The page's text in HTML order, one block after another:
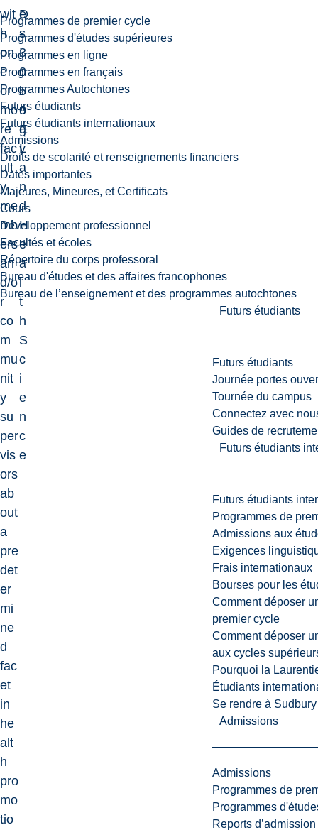
Programmes de premier cycle
Programmes d'études supérieures
Programmes en ligne
Programmes en français
Programmes Autochtones
Futurs étudiants
Futurs étudiants internationaux
Admissions
Droits de scolarité et renseignements financiers
Dates importantes
Majeures, Mineures, et Certificats
Cours
Développement professionnel
Facultés et écoles
Répertoire du corps professoral
Bureau d'études et des affaires francophones
Bureau de l’enseignement et des programmes autochtones
Futurs étudiants
Futurs étudiants
Journée portes
Tournée du campus
Connectez avec
Guides de
Futurs étudiants
Futurs étudiants
Programmes de
Admissions aux
Exigences
Frais internationaux
Bourses pour les
Comment déposer
premier cycle
Comment déposer
aux cycles
Pourquoi la
Étudiants
Se rendre à Sudbury
Admissions
Admissions
Programmes de
Programmes
Reports d’admission
wit
h
on
e
or
mo
re
fac
ult
y
me
mb
ers
an
d/o
r
co
m
mu
nit
y
su
per
vis
ors
ab
out
a
pre
det
er
mi
ne
d
fac
et
in
he
alt
h
pro
mo
tio
D
-
3
0
5
9
E
L
e
s
i
o
l
o
g
y
a
n
d
H
e
a
l
t
h
S
c
i
e
n
c
e